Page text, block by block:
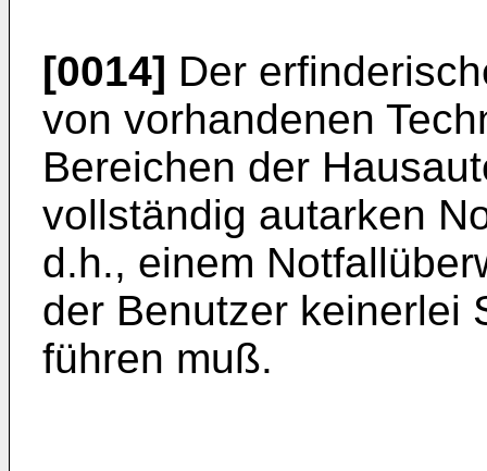
[0014] Der
von vorhandenen
Bereichen der
vollständig autarken
d.h., einem
der Benutzer keinerlei
führen muß.